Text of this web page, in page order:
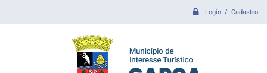
Login / Cadastro